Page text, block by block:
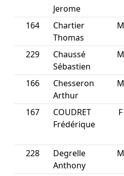
Jerome
164
Chartier
Thomas
M
229
Chaussé
Sébastien
M
166
Chesseron
Arthur
M
167
COUDRET
Frédérique
F
228
Degrelle
Anthony
M